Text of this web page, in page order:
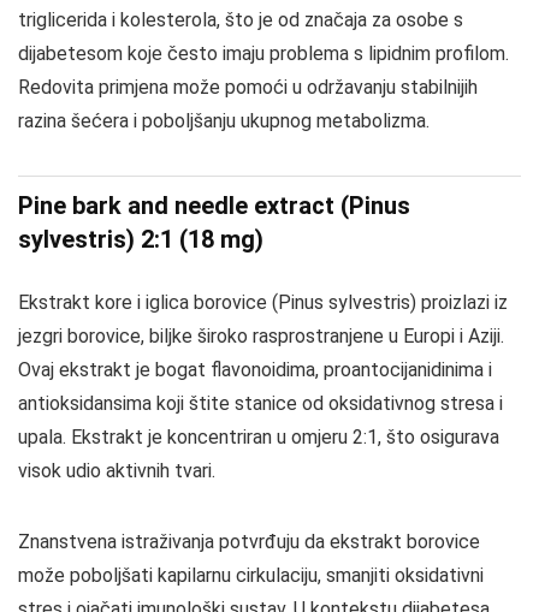
triglicerida i kolesterola, što je od značaja za osobe s
dijabetesom koje često imaju problema s lipidnim profilom.
Redovita primjena može pomoći u održavanju stabilnijih
razina šećera i poboljšanju ukupnog metabolizma.
Pine bark and needle extract (Pinus
sylvestris) 2:1 (18 mg)
Ekstrakt kore i iglica borovice (Pinus sylvestris) proizlazi iz
jezgri borovice, biljke široko rasprostranjene u Europi i Aziji.
Ovaj ekstrakt je bogat flavonoidima, proantocijanidinima i
antioksidansima koji štite stanice od oksidativnog stresa i
upala. Ekstrakt je koncentriran u omjeru 2:1, što osigurava
visok udio aktivnih tvari.
Znanstvena istraživanja potvrđuju da ekstrakt borovice
može poboljšati kapilarnu cirkulaciju, smanjiti oksidativni